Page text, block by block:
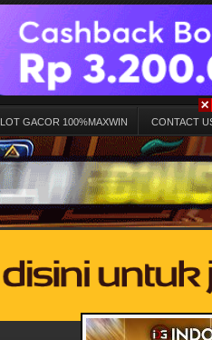
GACOR 100%MAXWIN CONTACT